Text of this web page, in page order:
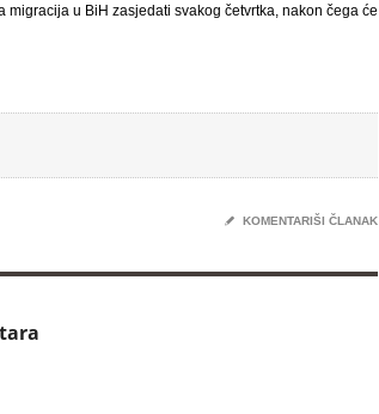
u BiH zasjedati svakog četvrtka, nakon čega će
✎ KOMENTARIŠI ČLANAK